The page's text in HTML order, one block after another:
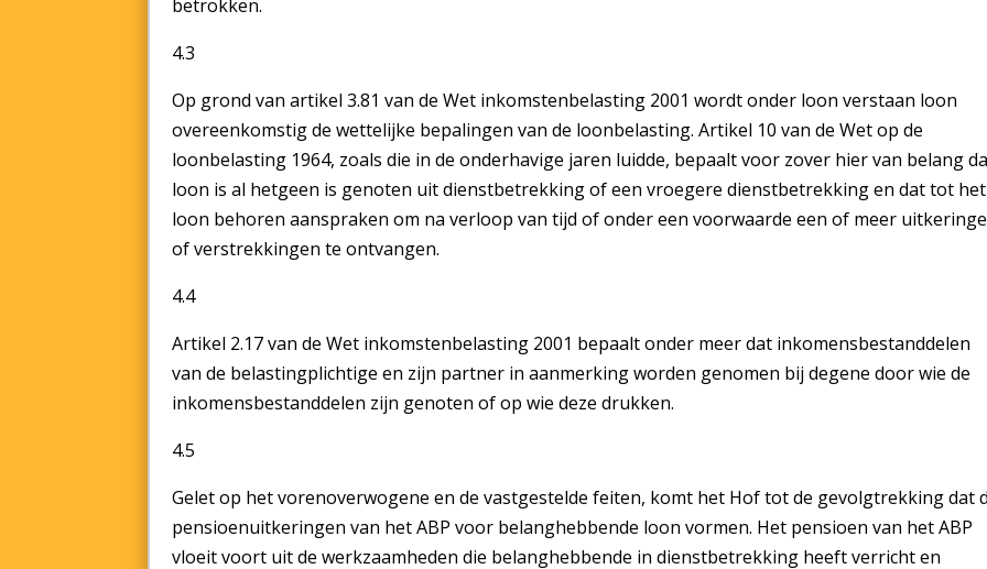
betrokken.
4.3
Op grond van artikel 3.81 van de Wet inkomstenbelasting 2001 wordt onder loon verstaan loon
overeenkomstig de wettelijke bepalingen van de loonbelasting. Artikel 10 van de Wet op de
loonbelasting 1964, zoals die in de onderhavige jaren luidde, bepaalt voor zover hier van belang
loon is al hetgeen is genoten uit dienstbetrekking of een vroegere dienstbetrekking en dat tot het
loon behoren aanspraken om na verloop van tijd of onder een voorwaarde een of meer
of verstrekkingen te ontvangen.
4.4
Artikel 2.17 van de Wet inkomstenbelasting 2001 bepaalt onder meer dat inkomensbestanddelen
van de belastingplichtige en zijn partner in aanmerking worden genomen bij degene door wie de
inkomensbestanddelen zijn genoten of op wie deze drukken.
4.5
Gelet op het vorenoverwogene en de vastgestelde feiten, komt het Hof tot de gevolgtrekking dat
pensioenuitkeringen van het ABP voor belanghebbende loon vormen. Het pensioen van het ABP
vloeit voort uit de werkzaamheden die belanghebbende in dienstbetrekking heeft verricht en